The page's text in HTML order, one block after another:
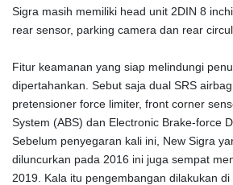
Sigra masih memiliki head unit 2DIN 8
rear sensor, parking camera dan rear
Fitur keamanan yang siap melindungi
dipertahankan. Sebut saja dual SRS
pretensioner force limiter, front corner
System (ABS) dan Electronic Brake-force
Sebelum penyegaran kali ini, New Sigra
diluncurkan pada 2016 ini juga sempat
2019. Kala itu pengembangan dilakukan